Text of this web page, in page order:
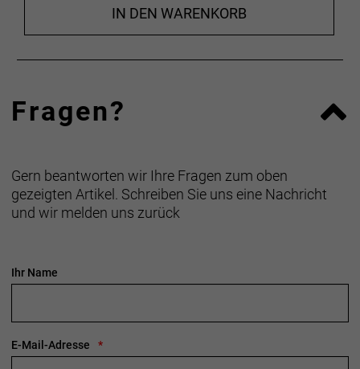
IN DEN WARENKORB
Fragen?
Gern beantworten wir Ihre Fragen zum oben
gezeigten Artikel. Schreiben Sie uns eine Nachricht
und wir melden uns zurück
Ihr Name
E-Mail-Adresse